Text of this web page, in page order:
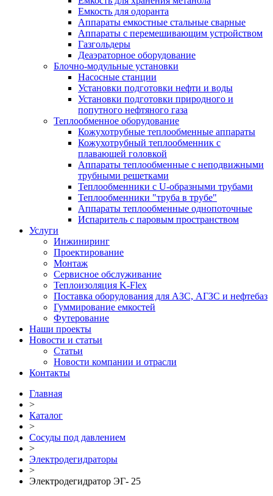
Емкость для одоранта
Аппараты емкостные стальные сварные
Аппараты с перемешивающим устройством
Газгольдеры
Деаэраторное оборудование
Блочно-модульные установки
Насосные станции
Установки подготовки нефти и воды
Установки подготовки природного и
попутного нефтяного газа
Теплообменное оборудование
Кожухотрубные теплообменные аппараты
Кожухотрубный теплообменник с
плавающей головкой
Аппараты теплообменные с неподвижными
трубными решетками
Теплообменники с U-образными трубами
Теплообменники "труба в трубе"
Аппараты теплообменные однопоточные
Испаритель с паровым пространством
Услуги
Инжиниринг
Проектирование
Монтаж
Сервисное обслуживание
Теплоизоляция K-Flex
Поставка оборудования для АЗС, АГЗС и нефтебаз
Гуммирование емкостей
Футерование
Наши проекты
Новости и статьи
Статьи
Новости компании и отрасли
Контакты
Главная
>
Каталог
>
Сосуды под давлением
>
Электродегидраторы
>
Электродегидратор ЭГ- 25